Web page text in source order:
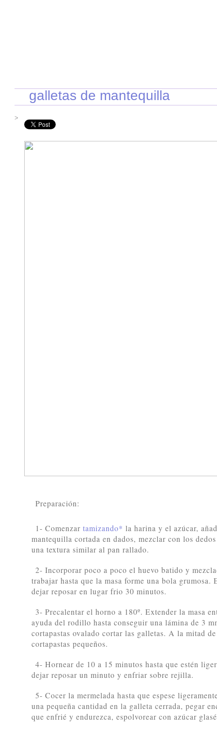
galletas de mantequilla
Preparación:
1- Comenzar tamizando* la harina y el azúcar,
mantequilla cortada en dados, mezclar con los
una textura similar al pan rallado.
2- Incorporar poco a poco el huevo batido y
trabajar hasta que la masa forme una bola
dejar reposar en lugar frio 30 minutos.
3- Precalentar el horno a 180º. Extender la masa
ayuda del rodillo hasta conseguir una lámina de 3
cortapastas ovalado cortar las galletas. A la mitad
cortapastas pequeños.
4- Hornear de 10 a 15 minutos hasta que estén
dejar reposar un minuto y enfriar sobre rejilla.
5- Cocer la mermelada hasta que espese
una pequeña cantidad en la galleta cerrada, pegar
que enfrié y endurezca, espolvorear con azúcar
>